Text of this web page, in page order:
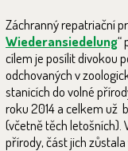
Záchranný repatriační
Wiederansiedelung“
cílem je posílit divokou
odchovaných v
stanicích do volné
roku 2014 a celkem už
(včetně těch letošních).
přírody, část jich